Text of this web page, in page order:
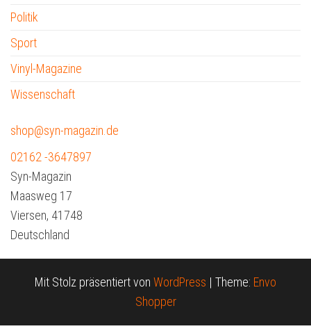
Politik
Sport
Vinyl-Magazine
Wissenschaft
shop@syn-magazin.de
02162 -3647897
Syn-Magazin
Maasweg 17
Viersen, 41748
Deutschland
Mit Stolz präsentiert von WordPress | Theme: Envo
Shopper